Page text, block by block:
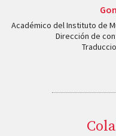
Académico del Instituto de
Dirección de